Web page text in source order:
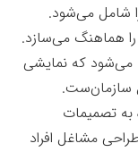
شامل می­‌شود.
هماهنگ می­‌سازد.
می­‌شود که نمایشی
سازمان‌ست.
تصمیمات
مشاغل افراد